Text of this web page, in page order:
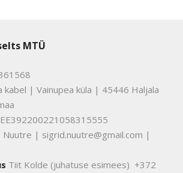
MTÜ
kabel | Vainupea küla | 45446 Haljala
EE392200221058315555
Nuutre | sigrid.nuutre@gmail.com |
Tiit Kolde (juhatuse esimees) +372